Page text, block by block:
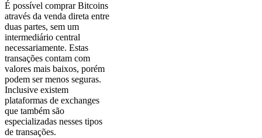
É possível comprar Bitcoins
através da venda direta entre
duas partes, sem um
intermediário central
necessariamente. Estas
transações contam com
valores mais baixos, porém
podem ser menos seguras.
Inclusive existem
plataformas de exchanges
que também são
especializadas nesses tipos
de transações.